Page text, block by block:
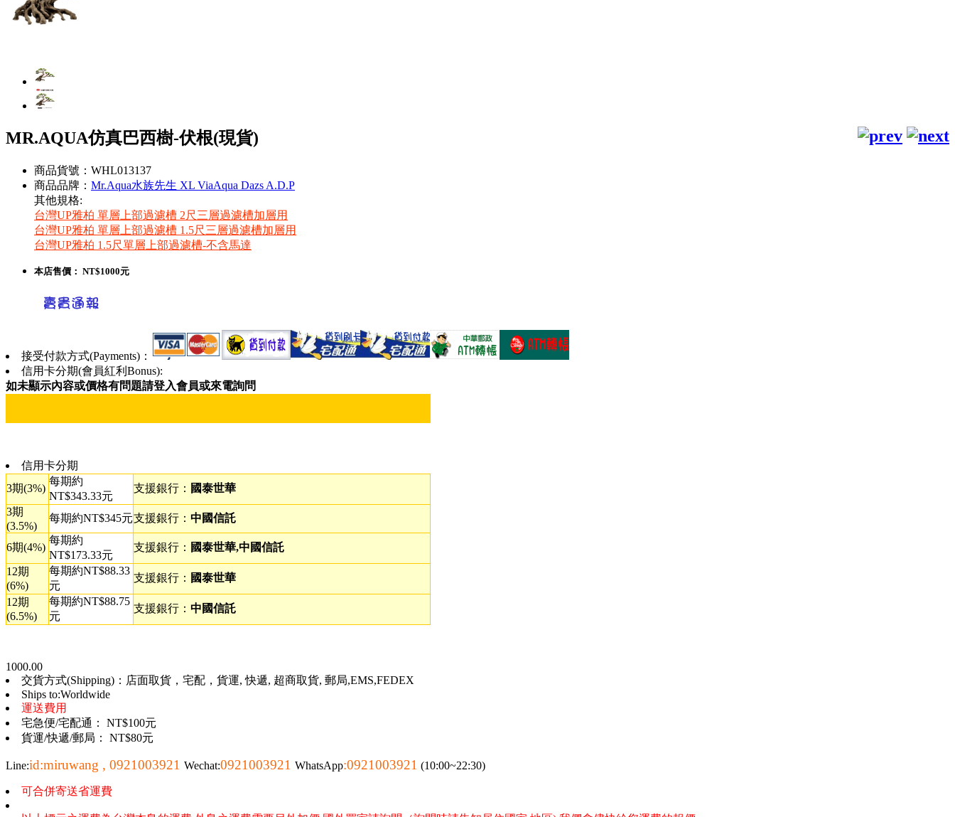
MR.AQUA仿真巴西樹-伏根(現貨)
商品貨號：WHL013137
商品品牌： Mr.Aqua水族先生 XL ViaAqua Dazs A.D.P
其他規格:
台灣UP雅柏 單層上部過濾槽 2尺三層過濾槽加層用
台灣UP雅柏 單層上部過濾槽 1.5尺三層過濾槽加層用
台灣UP雅柏 1.5尺單層上部過濾槽-不含馬達
本店售價： NT$1000元
接受付款方式(Payments)：
信用卡分期(會員紅利Bonus):
如未顯示內容或價格有問題請登入會員或來電詢問
信用卡分期
3期(3%)
每期約
NT$343.33元
支援銀行： 國泰世華
3期
(3.5%)
每期約NT$345元支援銀行： 中國信託
6期(4%)
每期約
NT$173.33元
支援銀行： 國泰世華,中國信託
12期
(6%)
每期約NT$88.33
元
支援銀行： 國泰世華
12期
(6.5%)
每期約NT$88.75
元
支援銀行： 中國信託
1000.00
交貨方式(Shipping)：店面取貨，宅配，貨運, 快遞, 超商取貨, 郵局,EMS,FEDEX
Ships to:Worldwide
運送費用
宅急便/宅配通： NT$100元
貨運/快遞/郵局： NT$80元
Line:id:miruwang , 0921003921 Wechat:0921003921 WhatsApp:0921003921 (10:00~22:30)
可合併寄送省運費